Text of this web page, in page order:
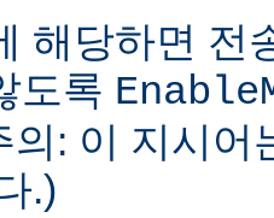
해당하면 전
도록
의: 이 지시어
.)